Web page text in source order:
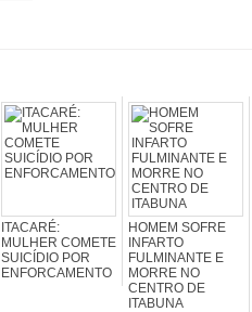
ITACARÉ:
MULHER COMETE
SUICÍDIO POR
ENFORCAMENTO
HOMEM SOFRE
INFARTO
FULMINANTE E
MORRE NO
CENTRO DE
ITABUNA